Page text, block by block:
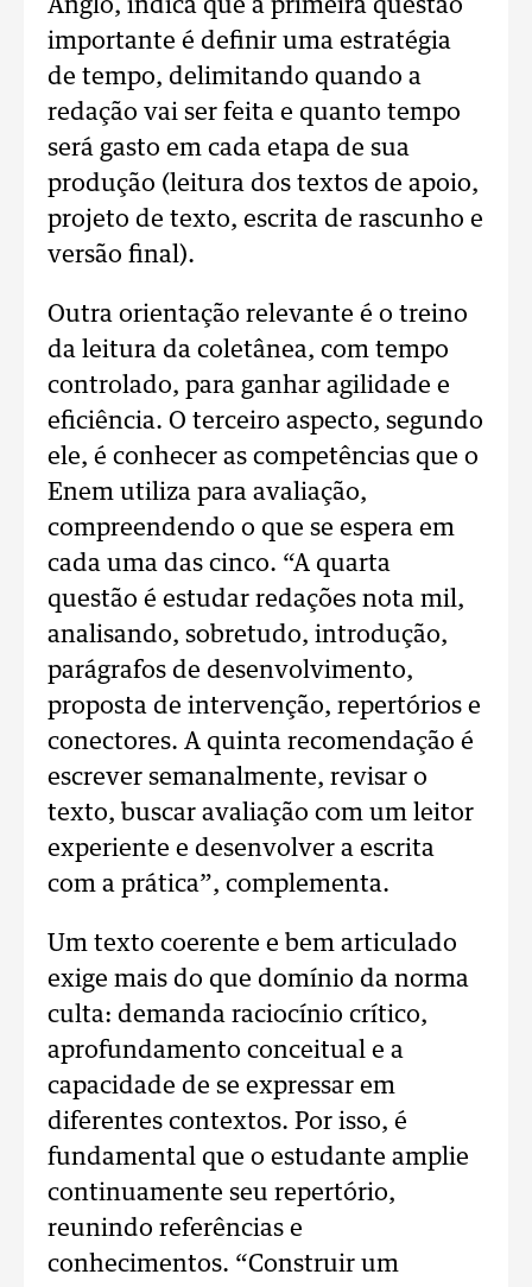
Anglo, indica que a primeira questão
importante é definir uma estratégia
de tempo, delimitando quando a
redação vai ser feita e quanto tempo
será gasto em cada etapa de sua
produção (leitura dos textos de apoio,
projeto de texto, escrita de rascunho e
versão final).
Outra orientação relevante é o treino
da leitura da coletânea, com tempo
controlado, para ganhar agilidade e
eficiência. O terceiro aspecto, segundo
ele, é conhecer as competências que o
Enem utiliza para avaliação,
compreendendo o que se espera em
cada uma das cinco. “A quarta
questão é estudar redações nota mil,
analisando, sobretudo, introdução,
parágrafos de desenvolvimento,
proposta de intervenção, repertórios e
conectores. A quinta recomendação é
escrever semanalmente, revisar o
texto, buscar avaliação com um leitor
experiente e desenvolver a escrita
com a prática”, complementa.
Um texto coerente e bem articulado
exige mais do que domínio da norma
culta: demanda raciocínio crítico,
aprofundamento conceitual e a
capacidade de se expressar em
diferentes contextos. Por isso, é
fundamental que o estudante amplie
continuamente seu repertório,
reunindo referências e
conhecimentos. “Construir um